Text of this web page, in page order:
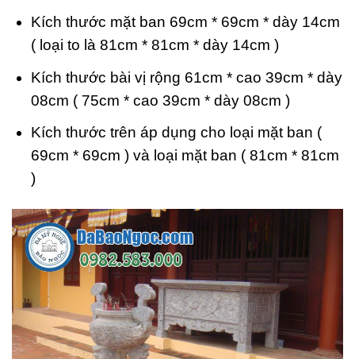
Kích thước mặt ban 69cm * 69cm * dày 14cm
( loại to là 81cm * 81cm * dày 14cm )
Kích thước bài vị rộng 61cm * cao 39cm * dày
08cm ( 75cm * cao 39cm * dày 08cm )
Kích thước trên áp dụng cho loại mặt ban (
69cm * 69cm ) và loại mặt ban ( 81cm * 81cm
)